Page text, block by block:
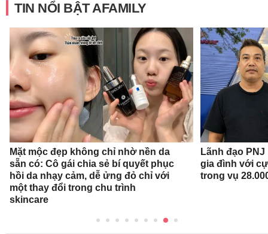
TIN NỔI BẬT AFAMILY
Mặt mộc đẹp không chỉ nhờ nền da
sẵn có: Cô gái chia sẻ bí quyết phục
hồi da nhạy cảm, dễ ửng đỏ chỉ với
một thay đổi trong chu trình
skincare
Lãnh đạo
gia đình với
trong vụ